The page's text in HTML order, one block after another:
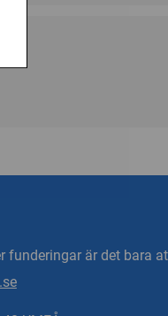
funderingar är det bara